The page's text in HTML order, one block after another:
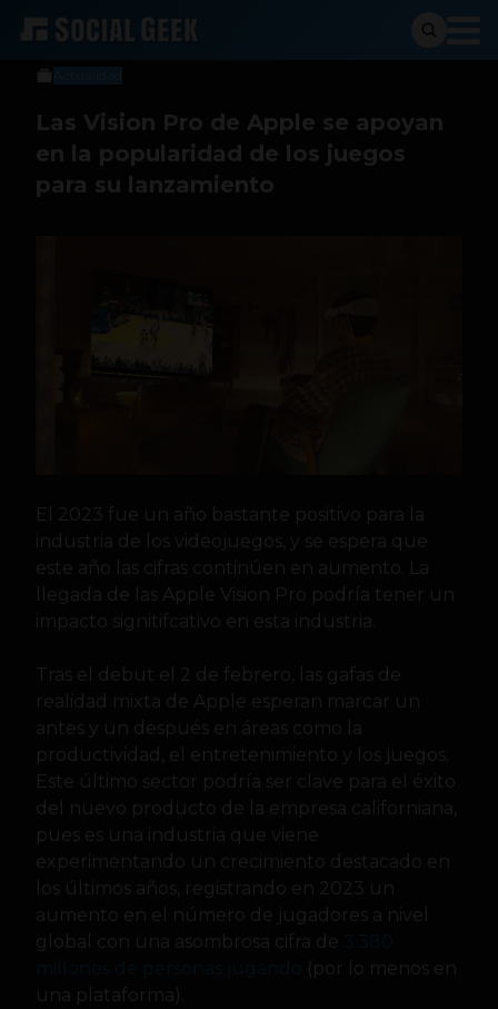
Sergio Ramos
1 de febrero de 2024
Las Vision Pro de Apple se apoyan
en la popularidad de los juegos
para su lanzamiento
El 2023 fue un año bastante positivo para la
industria de los videojuegos, y se espera que
este año las cifras continúen en aumento. La
llegada de las Apple Vision Pro podría tener un
impacto signitifcativo en esta industria.
Tras el debut el 2 de febrero, las gafas de
realidad mixta de Apple esperan marcar un
antes y un después en áreas como la
productividad, el entretenimiento y los juegos.
Este último sector podría ser clave para el éxito
del nuevo producto de la empresa californiana,
pues es una industria que viene
experimentando un crecimiento destacado en
los últimos años, registrando en 2023 un
aumento en el número de jugadores a nivel
global con una asombrosa cifra de
(por lo menos en
una plataforma).